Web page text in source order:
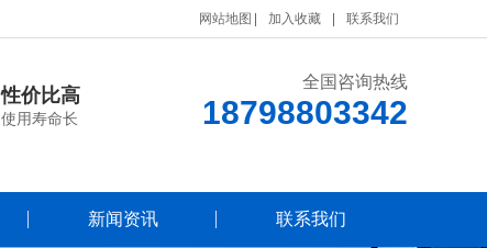
网站地图 加入收藏 联系我们
性价比高
使用寿命长
全国咨询热线
18798803342
新闻资讯 联系我们